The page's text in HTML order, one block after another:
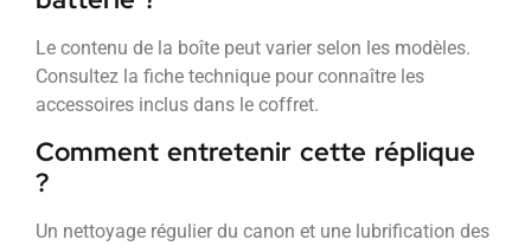
Le contenu de la boîte peut varier selon les modèles.
Consultez la fiche technique pour connaître les
accessoires inclus dans le coffret.
Comment entretenir cette réplique
?
Un nettoyage régulier du canon et une lubrification des